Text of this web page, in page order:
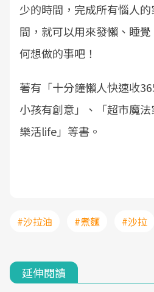
少的時間，完成所有惱人
間，就可以用來發懶、睡
何想做的事吧！
著有「十分鐘懶人快速收
小孩有創意」、「超市魔
樂活life」等書。
#沙拉油 #煮麵 #沙拉
延伸閱讀